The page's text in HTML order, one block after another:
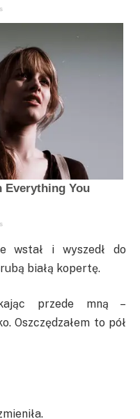
wstał i wyszedł do
białą kopertę.
przede mną –
Oszczędzałem to pół